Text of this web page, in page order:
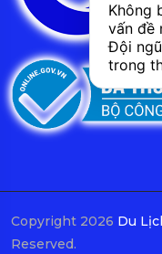
Copyright 2026 Du
Reserved.
Không
vấn đề
Đội
trong